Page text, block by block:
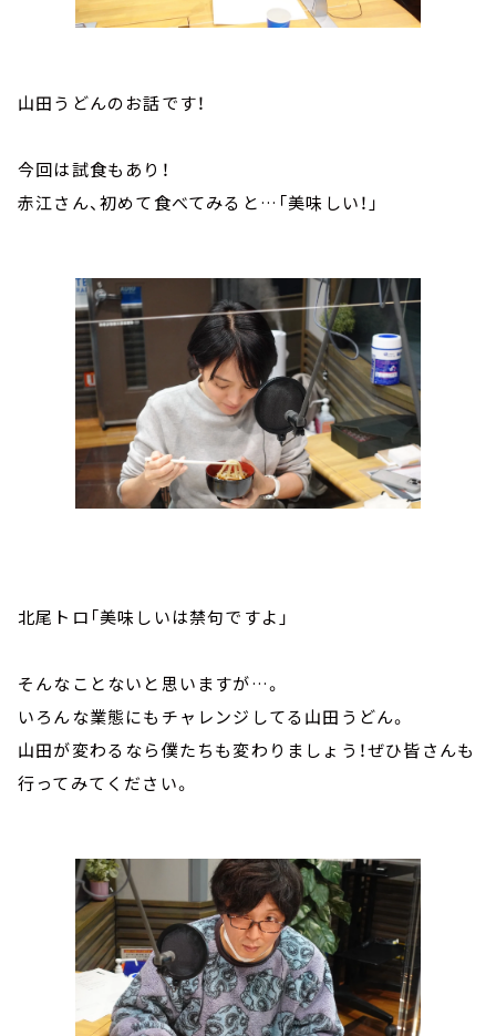
山田うどんのお話です！
今回は試食もあり！
赤江さん、初めて食べてみると…「美味しい！」
北尾トロ「美味しいは禁句ですよ」
そんなことないと思いますが…。
いろんな業態にもチャレンジしてる山田うどん。
山田が変わるなら僕たちも変わりましょう！ぜひ皆さんも
行ってみてください。